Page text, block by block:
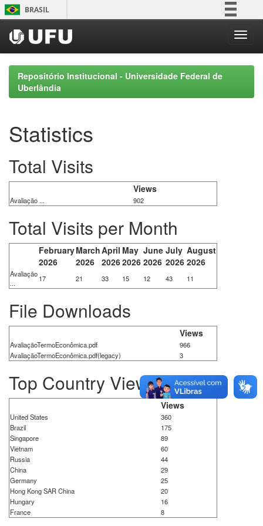
Skip
navigation
BRASIL
Participe
Acesso à informação
Legislação
Repositório Institucional - Universidade Federal de
Uberlândia
Statistics
Total Visits
Views
Avaliação ... 902
Total Visits per Month
February
2026
March
2026
April
2026
May
2026
June
2026
July
2026
August
2026
Avaliação
...
17 21 33 15 12 43 11
File Downloads
Views
AvaliaçãoTermoEconômica.pdf
966
AvaliaçãoTermoEconômica.pdf(legacy)
3
Top Country Views
Views
United States
360
Brazil
175
Singapore
89
Vietnam
60
Russia
44
China
29
Germany
25
Hong Kong SAR China
20
Hungary
16
France
8